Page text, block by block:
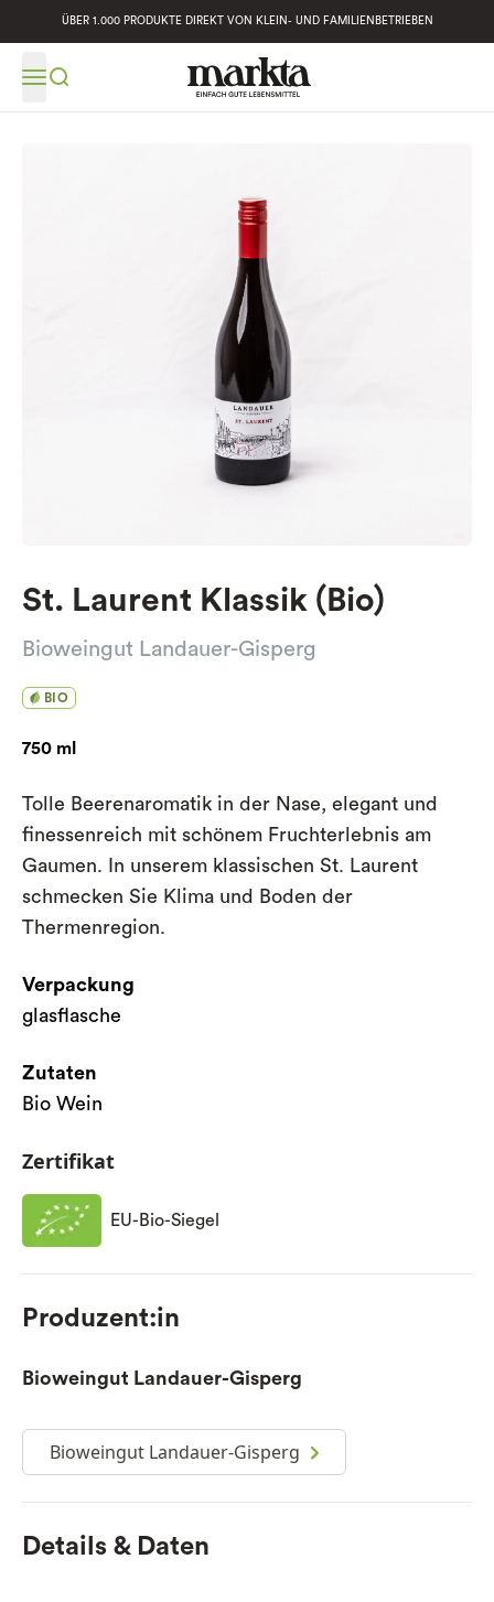
ÜBER 1.000 PRODUKTE DIREKT VON KLEIN- UND FAMILIENBETRIEBEN
St. Laurent Klassik (Bio)
Bioweingut Landauer-Gisperg
BIO
750 ml
Tolle Beerenaromatik in der Nase, elegant und
finessenreich mit schönem Fruchterlebnis am
Gaumen. In unserem klassischen St. Laurent
schmecken Sie Klima und Boden der
Thermenregion.
Verpackung
glasflasche
Zutaten
Bio Wein
Zertifikat
EU-Bio-Siegel
Produzent:in
Bioweingut Landauer-Gisperg
Bioweingut Landauer-Gisperg
Details & Daten